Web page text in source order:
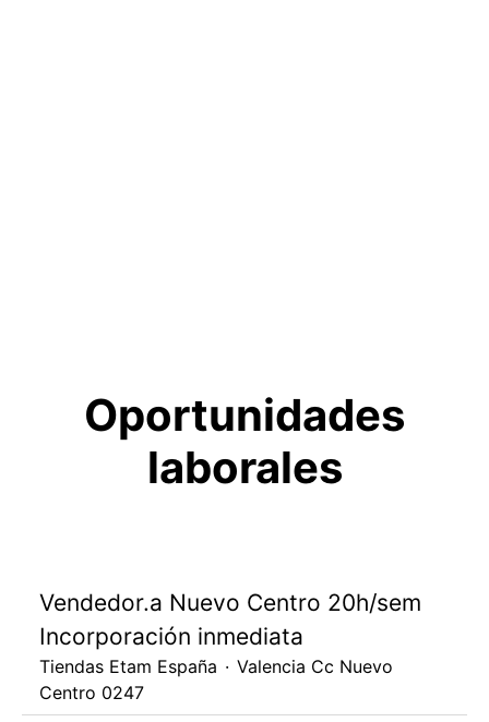
Oportunidades
laborales
Vendedor.a Nuevo Centro 20h/sem
Incorporación inmediata
Tiendas Etam España · Valencia Cc Nuevo
Centro 0247